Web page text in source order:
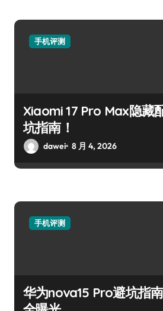
手机评测
Xiaomi 17 Pro Max隐藏
坑指南！
dawei 8 月 4, 2026
手机评测
华为nova15 Pro避坑指